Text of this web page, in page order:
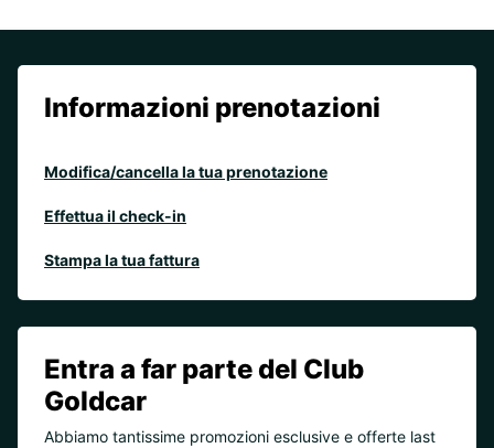
Informazioni prenotazioni
Modifica/cancella la tua prenotazione
Effettua il check-in
Stampa la tua fattura
Entra a far parte del Club
Goldcar
Abbiamo tantissime promozioni esclusive e offerte last